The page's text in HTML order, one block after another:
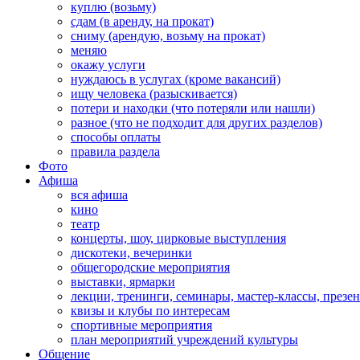
куплю (возьму)
сдам (в аренду, на прокат)
сниму (арендую, возьму на прокат)
меняю
окажу услуги
нуждаюсь в услугах (кроме вакансий)
ищу человека (разыскивается)
потери и находки (что потеряли или нашли)
разное (что не подходит для других разделов)
способы оплаты
правила раздела
Фото
Афиша
вся афиша
кино
театр
концерты, шоу, цирковые выступления
дискотеки, вечеринки
общегородские мероприятия
выставки, ярмарки
лекции, тренинги, семинары, мастер-классы,
квизы и клубы по интересам
спортивные мероприятия
план мероприятий учреждений культуры
Общение